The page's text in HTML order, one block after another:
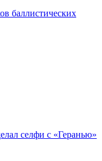
баллистических
селфи с «Геранью»